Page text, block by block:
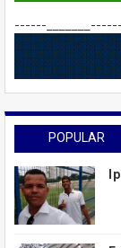
------_______------
POPULAR